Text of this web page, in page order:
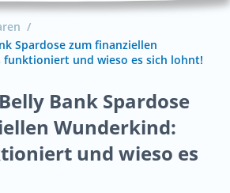
/
Spardose zum finanziellen
funktioniert und wieso es sich lohnt!
Bank Spardose
Wunderkind:
und wieso es